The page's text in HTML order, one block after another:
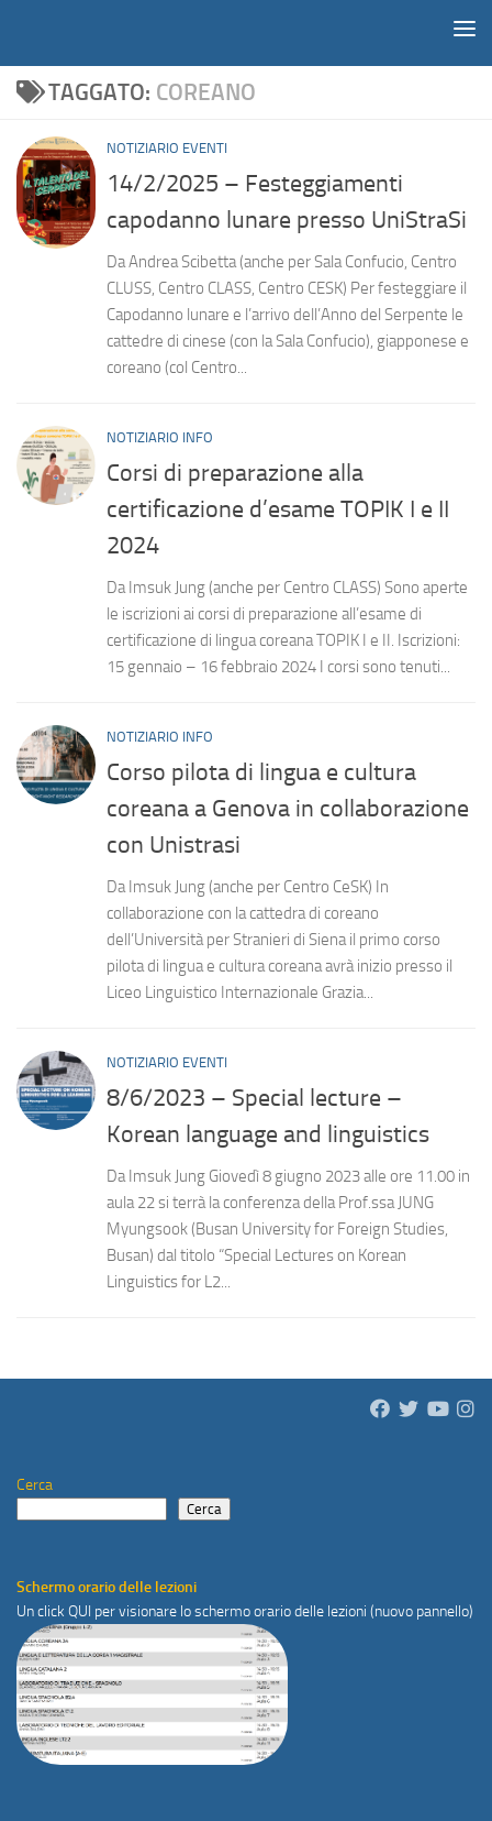
TAGGATO: COREANO
NOTIZIARIO EVENTI
14/2/2025 – Festeggiamenti
capodanno lunare presso UniStraSi
Da Andrea Scibetta (anche per Sala Confucio, Centro
CLUSS, Centro CLASS, Centro CESK) Per festeggiare il
Capodanno lunare e l’arrivo dell’Anno del Serpente le
cattedre di cinese (con la Sala Confucio), giapponese e
coreano (col Centro...
NOTIZIARIO INFO
Corsi di preparazione alla
certificazione d’esame TOPIK I e II
2024
Da Imsuk Jung (anche per Centro CLASS) Sono aperte
le iscrizioni ai corsi di preparazione all’esame di
certificazione di lingua coreana TOPIK I e II. Iscrizioni:
15 gennaio – 16 febbraio 2024 I corsi sono tenuti...
NOTIZIARIO INFO
Corso pilota di lingua e cultura
coreana a Genova in collaborazione
con Unistrasi
Da Imsuk Jung (anche per Centro CeSK) In
collaborazione con la cattedra di coreano
dell’Università per Stranieri di Siena il primo corso
pilota di lingua e cultura coreana avrà inizio presso il
Liceo Linguistico Internazionale Grazia...
NOTIZIARIO EVENTI
8/6/2023 – Special lecture –
Korean language and linguistics
Da Imsuk Jung Giovedì 8 giugno 2023 alle ore 11.00 in
aula 22 si terrà la conferenza della Prof.ssa JUNG
Myungsook (Busan University for Foreign Studies,
Busan) dal titolo “Special Lectures on Korean
Linguistics for L2...
Cerca
Cerca
Schermo orario delle lezioni
Un click QUI per visionare lo schermo orario delle lezioni (nuovo pannello)